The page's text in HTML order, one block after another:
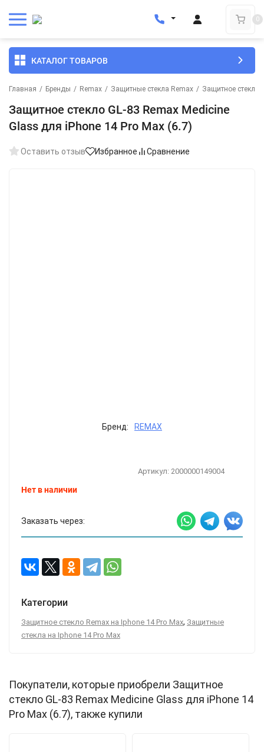
0
КАТАЛОГ ТОВАРОВ
Главная / Бренды / Remax / Защитные стекла Remax / Защитное стекло
Защитное стекло GL-83 Remax Medicine
Glass для iPhone 14 Pro Max (6.7)
Оставить отзыв Избранное Сравнение
Бренд: REMAX
Артикул: 2000000149004
Нет в наличии
Заказать через:
Категории
Защитное стекло Remax на Iphone 14 Pro Max, Защитные
стекла на Iphone 14 Pro Max
Покупатели, которые приобрели Защитное
стекло GL-83 Remax Medicine Glass для iPhone 14
Pro Max (6.7), также купили